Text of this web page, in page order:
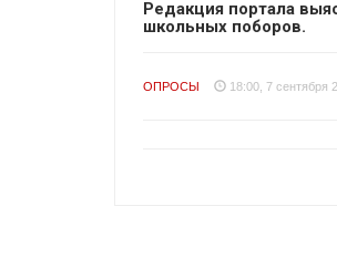
Редакция портала
школьных поборов.
ОПРОСЫ 18:00, 7 сентября